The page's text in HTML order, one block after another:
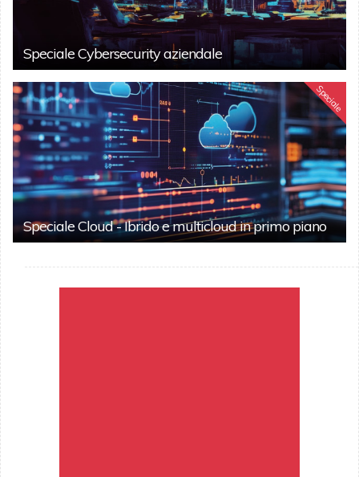
Speciale Cybersecurity aziendale
Speciale
Speciale Cloud - Ibrido e multicloud in primo piano